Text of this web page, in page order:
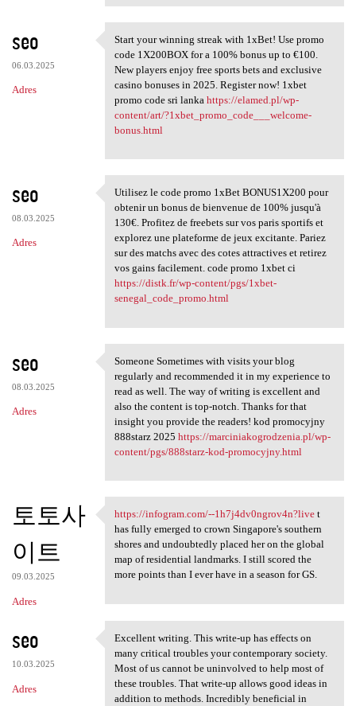
seo
06.03.2025
Adres
Start your winning streak
Start your winning streak with 1xBet! Use promo
code 1X200BOX for a 100% bonus up to €100.
New players enjoy free sports bets and exclusive
casino bonuses in 2025. Register now! 1xbet
promo code sri lanka https://elamed.pl/wp-
content/art/?1xbet_promo_code___welcome-
bonus.html
seo
08.03.2025
Adres
Utilisez le code promo 1xBet
Utilisez le code promo 1xBet BONUS1X200 pour
obtenir un bonus de bienvenue de 100% jusqu'à
130€. Profitez de freebets sur vos paris sportifs et
explorez une plateforme de jeux excitante. Pariez
sur des matchs avec des cotes attractives et retirez
vos gains facilement. code promo 1xbet ci
https://distk.fr/wp-content/pgs/1xbet-
senegal_code_promo.html
seo
08.03.2025
Adres
Someone Sometimes with visits
Someone Sometimes with visits your blog
regularly and recommended it in my experience to
read as well. The way of writing is excellent and
also the content is top-notch. Thanks for that
insight you provide the readers! kod promocyjny
888starz 2025 https://marciniakogrodzenia.pl/wp-
content/pgs/888starz-kod-promocyjny.html
토토사
이트
09.03.2025
Adres
https://infogram.com/-
https://infogram.com/--1h7j4dv0ngrov4n?livet
has fully emerged to crown Singapore's southern
shores and undoubtedly placed her on the global
map of residential landmarks. I still scored the
more points than I ever have in a season for GS.
seo
10.03.2025
Adres
Excellent writing. This write
Excellent writing. This write-up has effects on
many critical troubles your contemporary society.
Most of us cannot be uninvolved to help most of
these troubles. That write-up allows good ideas in
addition to methods. Incredibly beneficial in